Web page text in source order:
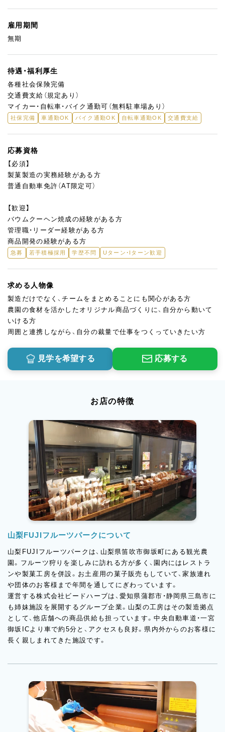
雇用期間
無期
待遇・福利厚生
各種社会保険完備
交通費支給（規定あり）
マイカー・自転車・バイク通勤可（無料駐車場あり）
社保完備 車通勤OK バイク通勤OK 自転車通勤OK 交通費支給
応募資格
【必須】
製菓製造の実務経験がある方
普通自動車免許（AT限定可）
【歓迎】
バウムクーヘン焼成の経験がある方
管理職・リーダー経験がある方
商品開発の経験がある方
急募 若手積極採用 学歴不問 Uターン・Iターン歓迎
求める人物像
製造だけでなく、チームをまとめることにも関心がある方
農園の食材を活かしたオリジナル商品づくりに、自分から動いて
いける方
周囲と連携しながら、自分の裁量で仕事をつくっていきたい方
見学を希望する 応募する
お店の特徴
山梨FUJIフルーツパークについて
山梨FUJIフルーツパークは、山梨県笛吹市御坂町にある観光農
園。フルーツ狩りを楽しみに訪れる方が多く、園内にはレストラ
ンや製菓工房を併設。お土産用の菓子販売もしていて、家族連れ
や団体のお客様まで年間を通してにぎわっています。
運営する株式会社ビードハーブは、愛知県蒲郡市・静岡県三島市に
も姉妹施設を展開するグループ企業。山梨の工房はその製造拠点
として、他店舗への商品供給も担っています。中央自動車道・一宮
御坂ICより車で約5分と、アクセスも良好。県内外からのお客様に
長く親しまれてきた施設です。